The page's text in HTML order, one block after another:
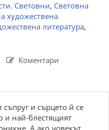
Световни, Световна
художествена
литература,
Коментари
и сърцето й се
и най-блестящият
А ако човекът,